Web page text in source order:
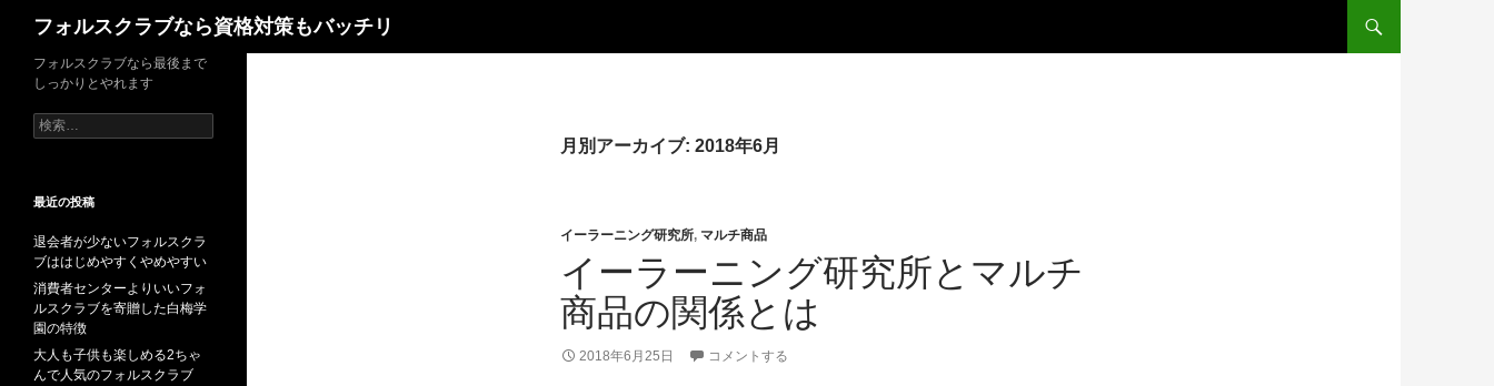
フォルスクラブなら資格対策もバッチリ
月別アーカイブ: 2018年6月
イーラーニング研究所, マルチ商品
イーラーニング研究所とマルチ
商品の関係とは
2018年6月25日 コメントする
フォルスクラブなら最後まで
しっかりとやれます
検
索:
最近の投稿
退会者が少ないフォルスクラ
ブははじめやすくやめやすい
消費者センターよりいいフォ
ルスクラブを寄贈した白梅学
園の特徴
大人も子供も楽しめる2ちゃ
んで人気のフォルスクラブ